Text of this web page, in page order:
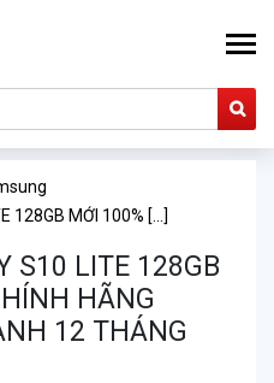
128GB MỚI 100% [...]
S10 LITE 128GB
HÃNG
12 THÁNG